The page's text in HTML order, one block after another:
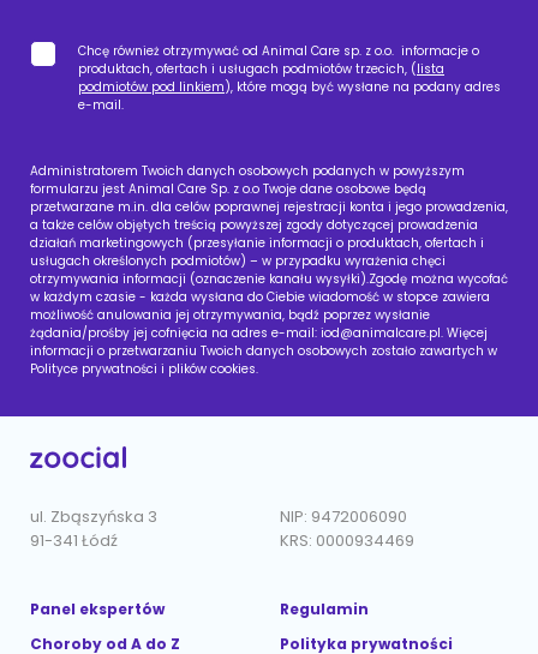
Chcę również otrzymywać od Animal Care sp. z o.o. informacje o
produktach, ofertach i usługach podmiotów trzecich, (lista
podmiotów pod linkiem), które mogą być wysłane na podany adres
e-mail.
Administratorem Twoich danych osobowych podanych w powyższym
formularzu jest Animal Care Sp. z o.o Twoje dane osobowe będą
przetwarzane m.in. dla celów poprawnej rejestracji konta i jego prowadzenia,
a także celów objętych treścią powyższej zgody dotyczącej prowadzenia
działań marketingowych (przesyłanie informacji o produktach, ofertach i
usługach określonych podmiotów) – w przypadku wyrażenia chęci
otrzymywania informacji (oznaczenie kanału wysyłki).Zgodę można wycofać
w każdym czasie - każda wysłana do Ciebie wiadomość w stopce zawiera
możliwość anulowania jej otrzymywania, bądź poprzez wysłanie
żądania/prośby jej cofnięcia na adres e-mail: iod@animalcare.pl. Więcej
informacji o przetwarzaniu Twoich danych osobowych zostało zawartych w
Polityce prywatności i plików cookies.
ul. Zbąszyńska 3
91-341 Łódź
NIP: 9472006090
KRS: 0000934469
Panel ekspertów
Choroby od A do Z
Regulamin
Polityka prywatności